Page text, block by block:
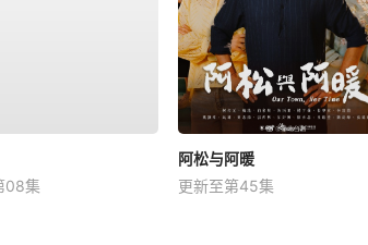
08集
阿松与阿暖
更新至第45集